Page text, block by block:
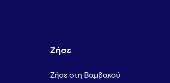
Ζήσε
Ζήσε στη Βαμβακού